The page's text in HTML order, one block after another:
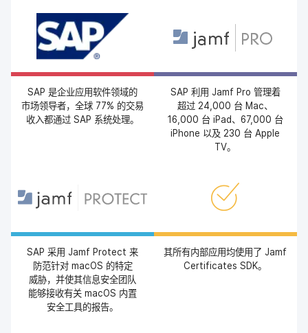
SAP是​企业​应用​软件​领域​的​
市场​领导者，​全球 77% 的​交易​
收入​都​通过 SAP 系统​处理。
SAP 利用 Jamf Pro 管理​着​
超过 24,000 台 Mac、
16,000 台iPad、 67,000 台
iPhone 以及 230 台 Apple
TV。
SAP采用 Jamf Protect来​
防范​针对macOS 的​特定​
威胁，​并​使​其​信息​安全​团队​
能够​接收​有关 macOS 内置​
安全​工具​的​报告。
其​所有​内部​应用​均​使用​了 Jamf
Certificates SDK。